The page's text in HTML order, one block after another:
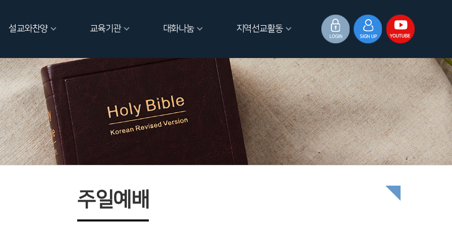
설교와찬양 교육기관 대화나눔 지역선교활동
주일예배